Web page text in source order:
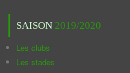
SAISON 2019/2020
Les clubs
Les stades